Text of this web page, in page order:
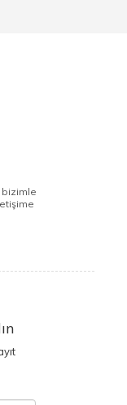
bizimle